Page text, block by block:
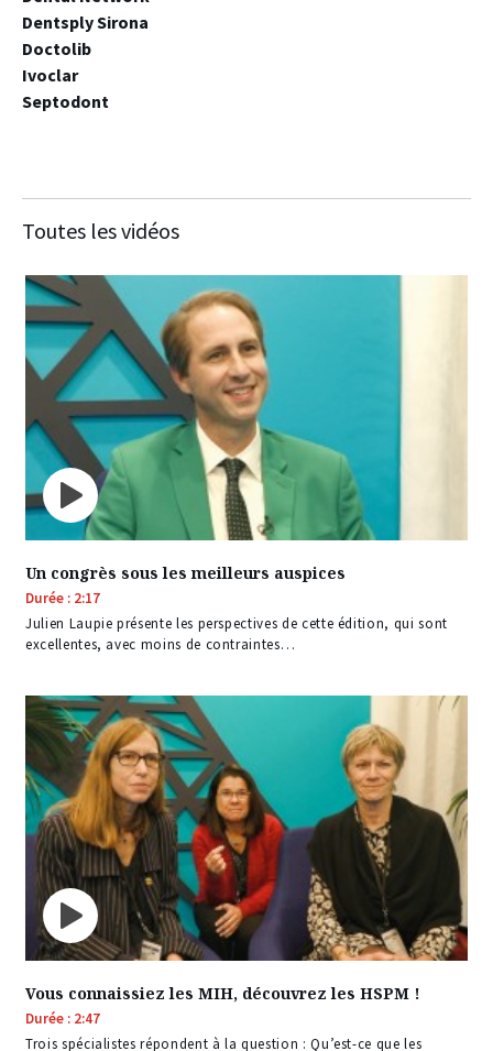
Dentsply Sirona
Doctolib
Ivoclar
Septodont
Toutes les vidéos
Un congrès sous les meilleurs auspices
Durée : 2:17
Julien Laupie présente les perspectives de cette édition, qui sont
excellentes, avec moins de contraintes…
Vous connaissiez les MIH, découvrez les HSPM !
Durée : 2:47
Trois spécialistes répondent à la question : Qu’est-ce que les